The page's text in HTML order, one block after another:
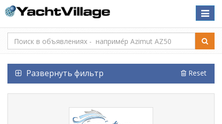
Toggle
Развернуть фильтр Reset